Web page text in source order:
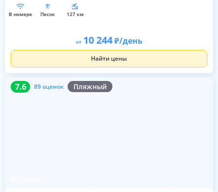
в номере песок 127 км
от 10 244 /день
Найти цены
7.6 89 оценок Пляжный
7.6 89 оценок